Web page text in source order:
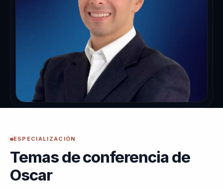
ESPECIALIZACIÓN
Temas de conferencia de
Oscar